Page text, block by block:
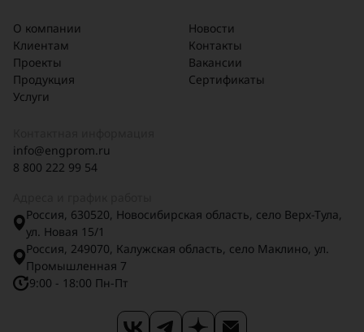
О компании
Клиентам
Проекты
Продукция
Услуги
Новости
Контакты
Вакансии
Сертификаты
info@engprom.ru
8 800 222 99 54
Россия, 630520, Новосибирская область, село Верх-Тула,
ул. Новая 15/1
Россия, 249070, Калужская область, село Маклино, ул.
Промышленная 7
9:00 - 18:00 Пн-Пт